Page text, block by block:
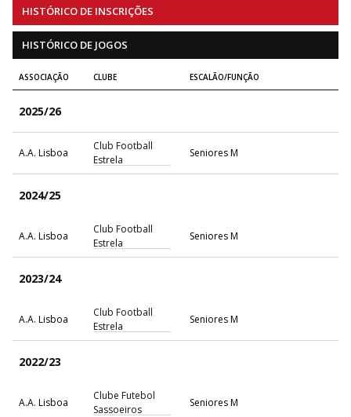
HISTÓRICO DE INSCRIÇÕES
HISTÓRICO DE JOGOS
ASSOCIAÇÃO CLUBE ESCALÃO/FUNÇÃO
2025/26
A.A. Lisboa
Club Football
Estrela
Seniores M
2024/25
A.A. Lisboa
Club Football
Estrela
Seniores M
2023/24
A.A. Lisboa
Club Football
Estrela
Seniores M
2022/23
A.A. Lisboa
Clube Futebol
Sassoeiros
Seniores M